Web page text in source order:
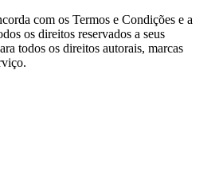
com os Termos e Condições e a
os direitos reservados a seus
todos os direitos autorais, marcas